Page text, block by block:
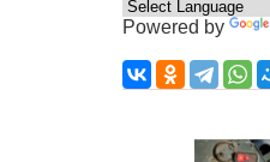
Powered by